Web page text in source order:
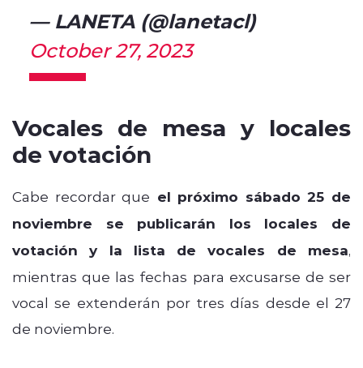
— LANETA (@lanetacl)
October 27, 2023
Vocales de mesa y locales
de votación
Cabe recordar que el próximo sábado 25 de
noviembre se publicarán los locales de
votación y la lista de vocales de mesa,
mientras que las fechas para excusarse de ser
vocal se extenderán por tres días desde el 27
de noviembre.